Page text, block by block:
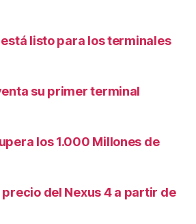
listo para los terminales
su primer terminal
los 1.000 Millones de
del Nexus 4 a partir de